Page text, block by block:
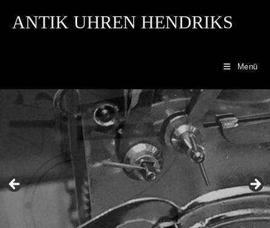
ANTIK UHREN HENDRIKS
Menü